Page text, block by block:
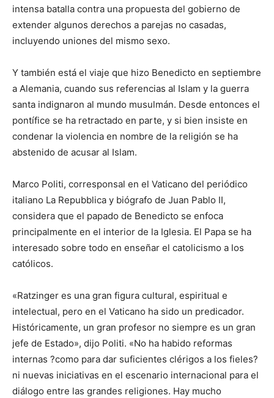
intensa batalla contra una propuesta del gobierno de
extender algunos derechos a parejas no casadas,
incluyendo uniones del mismo sexo.
Y también está el viaje que hizo Benedicto en septiembre
a Alemania, cuando sus referencias al Islam y la guerra
santa indignaron al mundo musulmán. Desde entonces el
pontífice se ha retractado en parte, y si bien insiste en
condenar la violencia en nombre de la religión se ha
abstenido de acusar al Islam.
Marco Politi, corresponsal en el Vaticano del periódico
italiano La Repubblica y biógrafo de Juan Pablo II,
considera que el papado de Benedicto se enfoca
principalmente en el interior de la Iglesia. El Papa se ha
interesado sobre todo en enseñar el catolicismo a los
católicos.
«Ratzinger es una gran figura cultural, espiritual e
intelectual, pero en el Vaticano ha sido un predicador.
Históricamente, un gran profesor no siempre es un gran
jefe de Estado», dijo Politi. «No ha habido reformas
internas ?como para dar suficientes clérigos a los fieles?
ni nuevas iniciativas en el escenario internacional para el
diálogo entre las grandes religiones. Hay mucho